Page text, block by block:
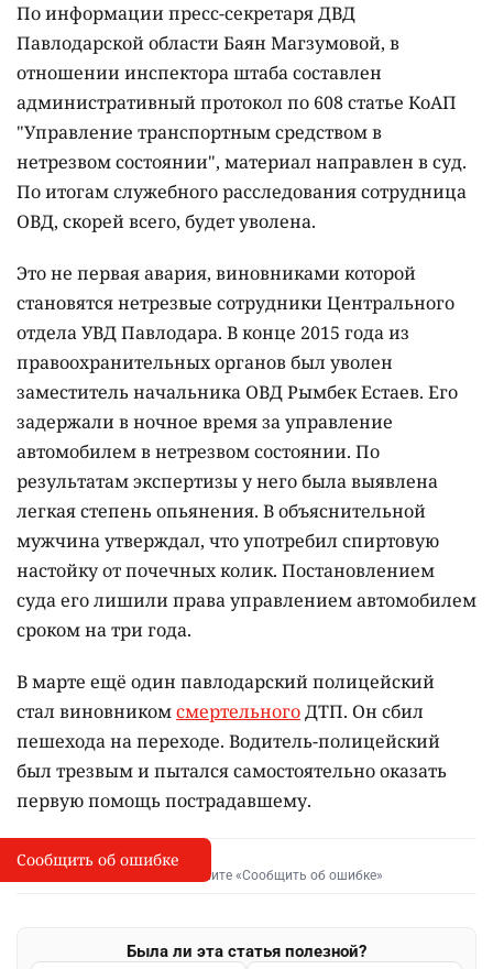
По информации пресс-секретаря ДВД
Павлодарской области Баян Магзумовой, в
отношении инспектора штаба составлен
административный протокол по 608 статье КоАП
"Управление транспортным средством в
нетрезвом состоянии", материал направлен в суд.
По итогам служебного расследования сотрудница
ОВД, скорей всего, будет уволена.
Это не первая авария, виновниками которой
становятся нетрезвые сотрудники Центрального
отдела УВД Павлодара. В конце 2015 года из
правоохранительных органов был уволен
заместитель начальника ОВД Рымбек Естаев. Его
задержали в ночное время за управление
автомобилем в нетрезвом состоянии. По
результатам экспертизы у него была выявлена
легкая степень опьянения. В объяснительной
мужчина утверждал, что употребил спиртовую
настойку от почечных колик. Постановлением
суда его лишили права управлением автомобилем
сроком на три года.
В марте ещё один павлодарский полицейский
стал виновникомсмертельногоДТП. Он сбил
пешехода на переходе. Водитель-полицейский
был трезвым и пытался самостоятельно оказать
первую помощь пострадавшему.
I
Сообщить об опечатке
Выделите фрагмент и нажмите «Сообщить об ошибке»
Была ли эта статья полезной?
Сообщить об ошибке